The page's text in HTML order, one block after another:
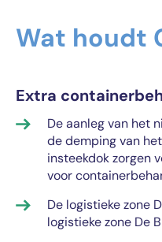
Wat houdt
Extra
De aanleg van het
de demping van
insteekdok zorgen
voor
De logistieke zone
logistieke zone De